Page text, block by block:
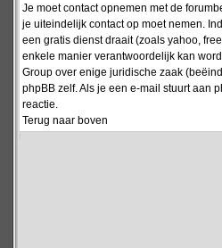
Je moet contact opnemen met de
je uiteindelijk contact op moet nemen.
een gratis dienst draait (zoals yahoo,
enkele manier verantwoordelijk kan
Group over enige juridische zaak
phpBB zelf. Als je een e-mail stuurt aan
reactie.
Terug naar boven